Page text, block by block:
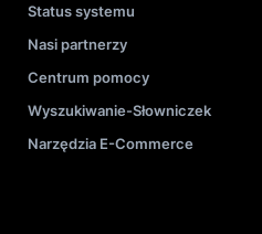
Status systemu
Nasi partnerzy
Centrum pomocy
Wyszukiwanie-Słowniczek
Narzędzia E-Commerce